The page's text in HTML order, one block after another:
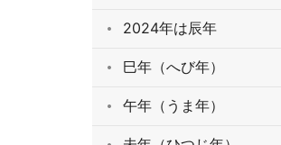
2024年は辰年
巳年（へび年）
午年（うま年）